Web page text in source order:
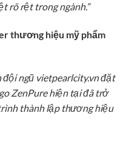
rõ rệt trong ngành.”
thương hiệu mỹ phẩm
đội ngũ vietpearlcity.vn đặt
ZenPure hiện tại đã trở
thành lập thương hiệu